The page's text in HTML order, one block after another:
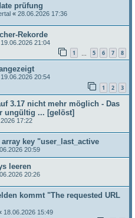
prüfung
« 28.06.2026 17:36
Rekorde
19.06.2026 21:04
1 5 6 7 8
19.06.2026 20:54
1 2 3
3.17 nicht mehr möglich - Das
ungültig ... [gelöst]
17:22
key "user_last_active
20:59
leeren
20:26
kommt "The requested URL
18.06.2026 15:49